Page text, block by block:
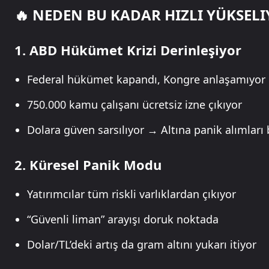
🔥 NEDEN BU KADAR HIZLI
1. ABD Hükümet Krizi Derinleşiyor
Federal hükümet kapandı, Kongre anlaşamıyor
750.000 kamu çalışanı ücretsiz izne çıkıyor
Dolara güven sarsılıyor → Altına panik alımları
2. Küresel Panik Modu
Yatırımcılar tüm riskli varlıklardan çıkıyor
“Güvenli liman” arayışı doruk noktada
Dolar/TL’deki artış da gram altını yukarı itiyor